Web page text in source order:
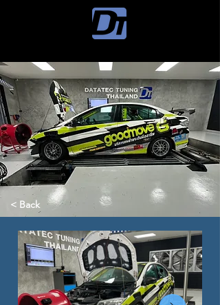
< Back